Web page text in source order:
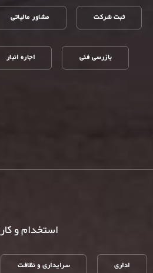
ثبت شرکت مشاور مالیاتی
بازرسی فنی اجاره انبار
استخدام و
اداری سرایداری و نظافت